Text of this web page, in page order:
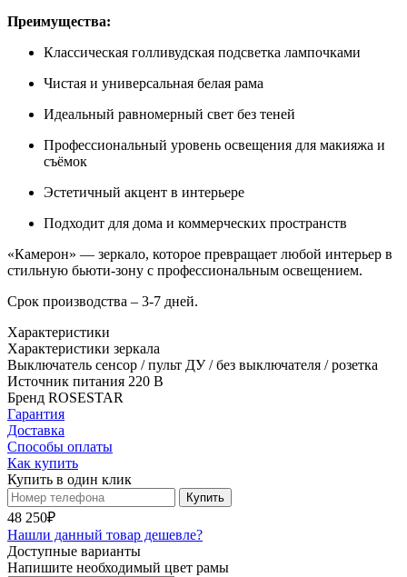
Преимущества:
Классическая голливудская подсветка лампочками
Чистая и универсальная белая рама
Идеальный равномерный свет без теней
Профессиональный уровень освещения для макияжа и
съёмок
Эстетичный акцент в интерьере
Подходит для дома и коммерческих пространств
«Камерон» — зеркало, которое превращает любой интерьер в
стильную бьюти-зону с профессиональным освещением.
Срок производства – 3-7 дней.
Характеристики
Характеристики зеркала
Выключатель сенсор / пульт ДУ / без выключателя / розетка
Источник питания 220 В
Бренд ROSESTAR
Гарантия
Доставка
Способы оплаты
Как купить
Купить в один клик
Купить
48 250₽
Нашли данный товар дешевле?
Доступные варианты
Напишите необходимый цвет рамы